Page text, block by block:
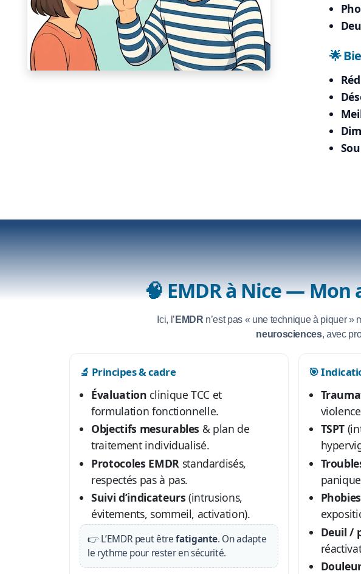
🌟
🧠 EMDR à Nice — Mon
Ici, l’EMDR n’est pas « une technique à piquer »
neurosciences, avec
🔬 Principes & cadre
Évaluation clinique TCC et
formulation fonctionnelle.
Objectifs mesurables & plan de
traitement individualisé.
Protocoles EMDR standardisés,
respectés pas à pas.
Suivi d’indicateurs (intrusions,
évitements, sommeil, activation).
👉 L’EMDR peut êtrefatigante. On adapte
le rythme pour rester en sécurité.
🎯
TSPT
Phobies
Deuil /